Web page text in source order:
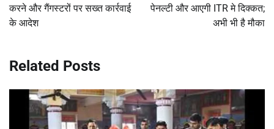
करने और गैंगस्टरों पर सख्त कार्रवाई
के आदेश
पेनल्टी और आएगी ITR मे दिक्कत;
अभी भी है मौका
Related Posts